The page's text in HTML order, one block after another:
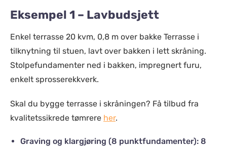
Eksempel 1 – Lavbudsjett
Enkel terrasse 20 kvm, 0,8 m over bakke Terrasse i
tilknytning til stuen, lavt over bakken i lett skråning.
Stolpefundamenter ned i bakken, impregnert furu,
enkelt sprosserekkverk.
Skal du bygge terrasse i skråningen? Få tilbud fra
kvalitetssikrede tømrere her.
Graving og klargjøring (8 punktfundamenter): 8